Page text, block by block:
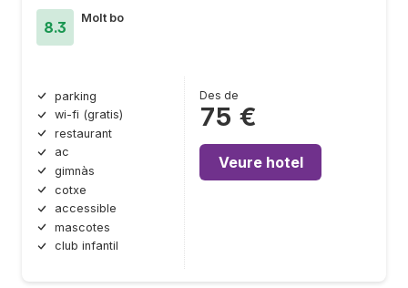
8.3
Molt bo
parking
wi-fi (gratis)
restaurant
ac
gimnàs
cotxe
accessible
mascotes
club infantil
Des de
75 €
Veure hotel